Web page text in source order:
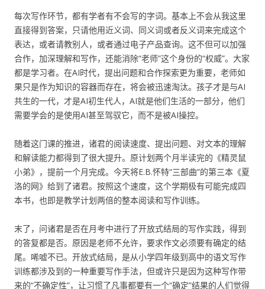
每次写作环节，都有学者有不会写的字词。基本上不会从我这里
直接得到答案，只请他用近义词、同义词或者反义词来完成这个
表达，或者请教别人，或者通过电子产品查询。这不但可以加强
合作，加深理解和写作，还能消除“老师”这个身份的“权威”。大家
都是学习者。在AI时代，提出问题和合作探索更为重要，老师如
果只是作为知识的容器而存在，将会被迅速淘汰。孩子才是与AI
共生的一代，才是AI初生代人，AI就是他们生活的一部分，他们
需要学会的是使用AI甚至驾驭它，而不是被AI操控。
随着这门课的推进，诸君的阅读速度、提出问题、对文本的理解
和解读能力都得到了很大提升。原计划两个月半读完的《精灵鼠
小弟》，提前一个月完成。今天将E.B.怀特“三部曲”的第三本《夏
洛的网》给到了诸君。按照这个速度，这个学期极有可能完成四
本书，也即是教学计划两倍的整本阅读和写作训练。
末了，问诸君是否在月考中进行了开放式结局的写作实践，得到
的答复都是否。原因是老师不允许，要求作文必须要有确定的结
尾。唏嘘不已。开放式结局，是从小学四年级到高中的语文写作
训练都涉及到的一种重要写作手法，但或许只是因为这种写作带
来的“不确定性”，让习惯了凡事都要有一个“确定”结果的人们觉得